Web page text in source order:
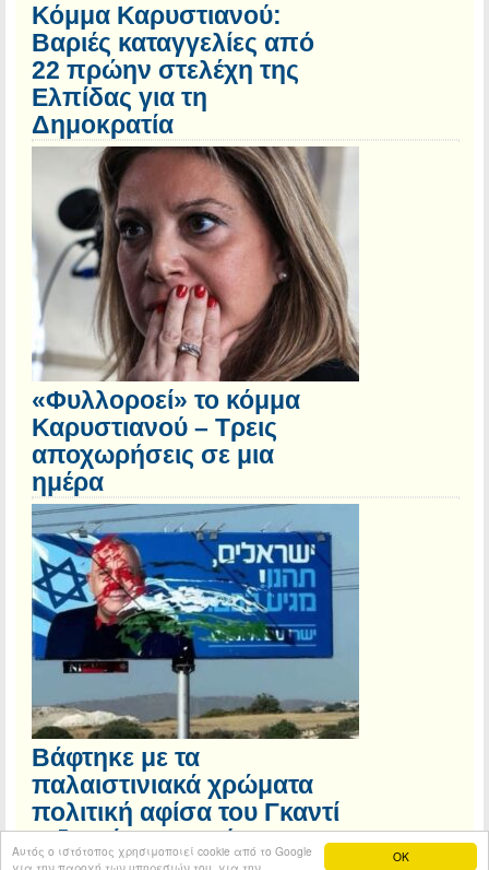
OK
Αυτός ο ιστότοπος χρησιμοποιεί cookie από το Google
Κόμμα Καρυστιανού:
Βαριές καταγγελίες από
22 πρώην στελέχη της
Ελπίδας για τη
Δημοκρατία
«Φυλλοροεί» το κόμμα
Καρυστιανού – Τρεις
αποχωρήσεις σε μια
ημέρα
Βάφτηκε με τα
παλαιστινιακά χρώματα
πολιτική αφίσα του Γκαντί
Αϊζενκότ στην Κύπρο